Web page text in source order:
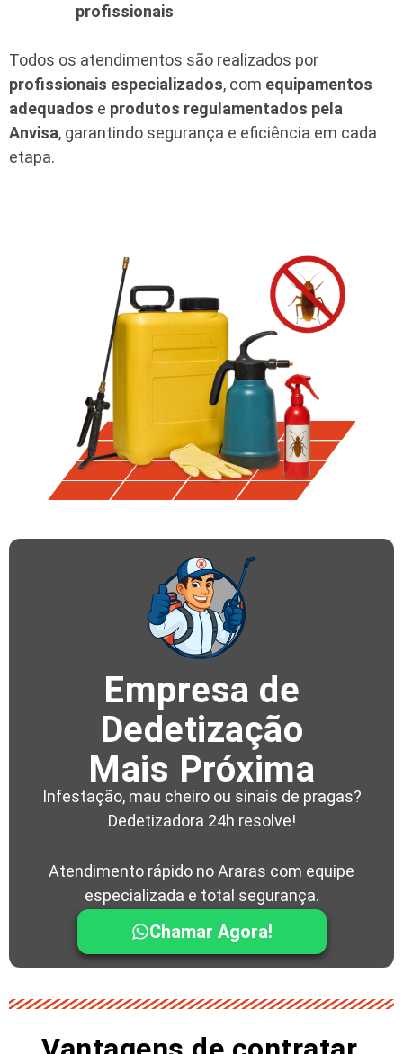
profissionais
Todos os atendimentos são realizados por
profissionais especializados, com equipamentos
adequados e produtos regulamentados pela
Anvisa, garantindo segurança e eficiência em cada
etapa.
Empresa de
Dedetização
Mais Próxima
Infestação, mau cheiro ou sinais de pragas?
Dedetizadora 24h resolve!
Atendimento rápido no Araras com equipe
especializada e total segurança.
Chamar Agora!